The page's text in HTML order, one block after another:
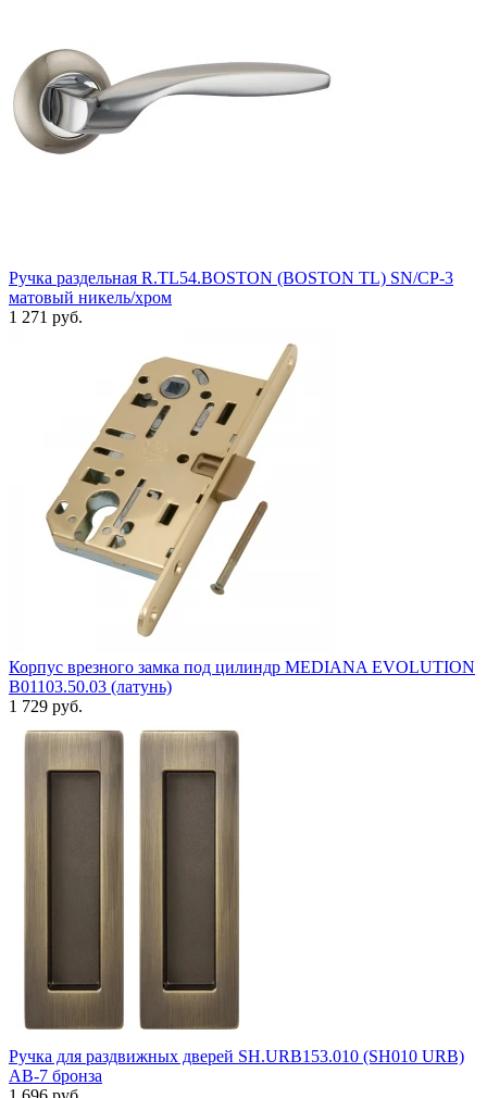
Ручка раздельная R.TL54.BOSTON (BOSTON TL) SN/CP-3
матовый никель/хром
1 271 руб.
Корпус врезного замка под цилиндр MEDIANA EVOLUTION
B01103.50.03 (латунь)
1 729 руб.
Ручка для раздвижных дверей SH.URB153.010 (SH010 URB)
АВ-7 бронза